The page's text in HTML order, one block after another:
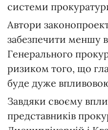
системи
Автори
забезпечити меншу
Генерального
ризиком того, що
буде дуже
Завдяки своєму
представників